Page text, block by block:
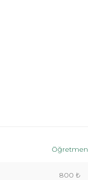
Öğretmen
800 ₺